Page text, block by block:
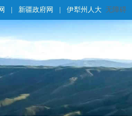
无障碍
新疆政府网 伊犁州人大